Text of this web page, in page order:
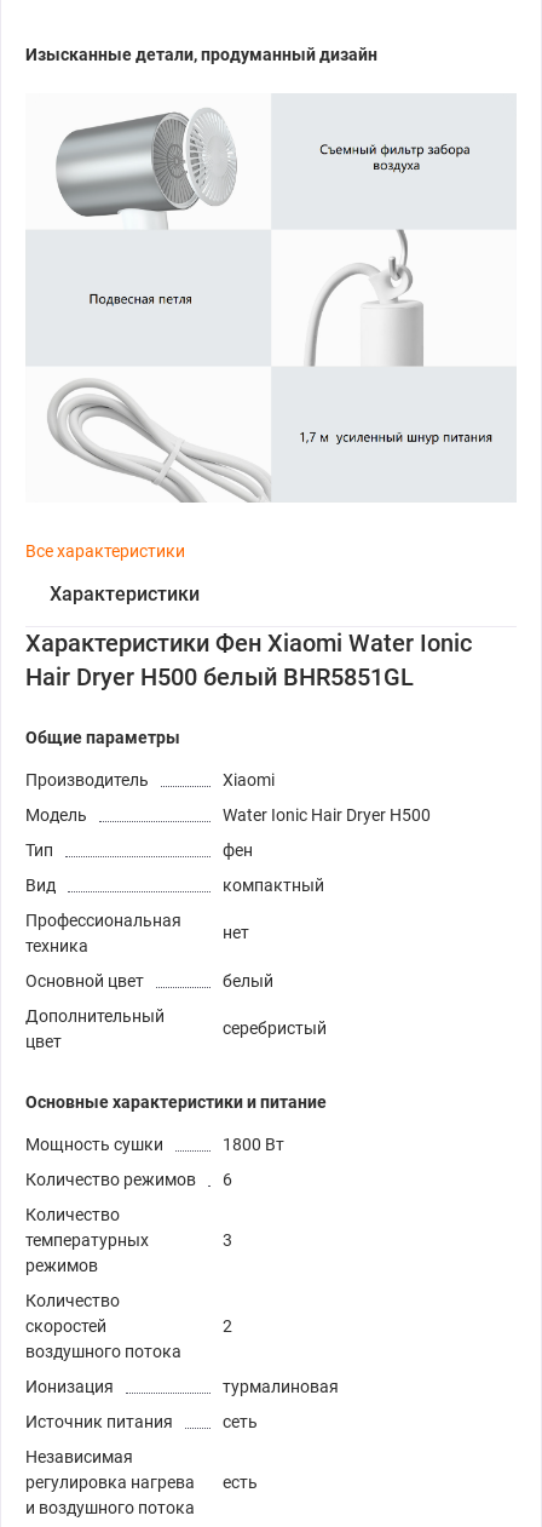
Изысканные детали, продуманный дизайн
Все характеристики
Характеристики
Характеристики Фен Xiaomi Water Ionic
Hair Dryer H500 белый BHR5851GL
Общие параметры
Производитель
Xiaomi
Модель
Water Ionic Hair Dryer H500
Тип
фен
Вид
компактный
Профессиональная
техника
нет
Основной цвет
белый
Дополнительный
цвет
серебристый
Основные характеристики и питание
Мощность сушки
1800 Вт
Количество режимов
6
Количество
температурных
режимов
3
Количество
скоростей
воздушного потока
2
Ионизация
турмалиновая
Источник питания
сеть
Независимая
регулировка нагрева
и воздушного потока
есть